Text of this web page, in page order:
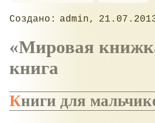
admin
Мировая
книга
Книги для